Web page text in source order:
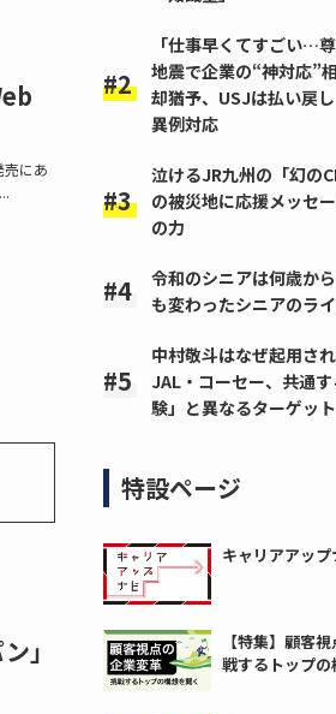
にあ
」
「仕事早くてすごい…
地震で企業の“神対応”
却猶予、USJは払い戻
異例対応
泣けるJR九州の「幻の
の被災地に応援メッセ
の力
令和のシニアは何歳か
も変わったシニアのラ
中村敬斗はなぜ起用さ
JAL・コーセー、共通
験」と異なるターゲット
特設ページ
キャリアアップ
【特集】顧客
戦するトップの